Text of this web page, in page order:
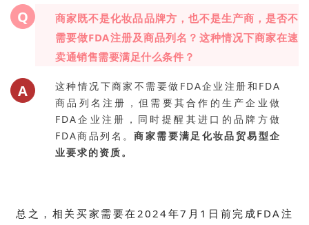
Q
商家既不是化妆品品牌方，也不是生产商，是否不
需要做FDA注册及商品列名？这种情况下商家在速
卖通销售需要满足什么条件？
A
这种情况下商家不需要做FDA企业注册和FDA
商品列名注册，但需要其合作的生产企业做
FDA企业注册，同时提醒其进口的品牌方做
FDA商品列名。商家需要满足化妆品贸易型企
业要求的资质。
总之， 相关买家需要在2024年7月1日前完成FDA注